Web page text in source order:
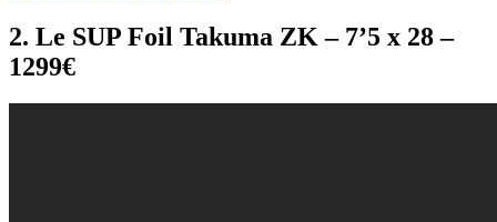
2. Le SUP Foil Takuma ZK – 7’5 x 28 –
1299€